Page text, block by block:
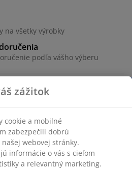
na všetky výrobky
podľa vášho výberu
z masívneho dreva. Š200
zážitok
cookie a mobilné
zabezpečili dobrú
webovej stránky.
informácie o vás s cieľom
a relevantný marketing.